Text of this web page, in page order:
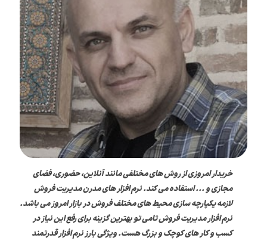
خریدار امروزی از روش های مختلفی مانند آنلاین، حضوری، فضای
مجازی و ... استفاده می کند. نرم افزار های مدرن مدیریت فروش
لازمه یکپارچه سازی محیط های مختلف فروش در بازار امروز می باشد.
نرم افزار مدیریت فروش تامی تو بهترین گزینه برای رفع این نیاز در
کسب و کار های کوچک و بزرگ هست. ویژگی بارز نرم افزار قدرتمند